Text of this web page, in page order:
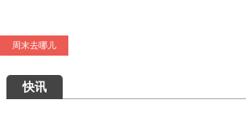
艺术5月，重磅展览扎堆来袭，有你想去的吗？
周末去哪儿
快讯